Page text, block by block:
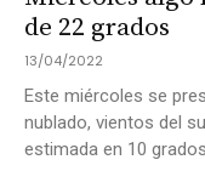
de 22 grados
13/04/2022
Este miércoles se
nublado, vientos del
estimada en 10 grados